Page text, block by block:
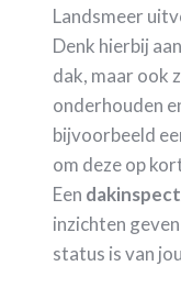
Landsmeer
Denk hierbij
dak, maar ook
onderhouden
bijvoorbeeld
om deze op
Een
inzichten
status is van